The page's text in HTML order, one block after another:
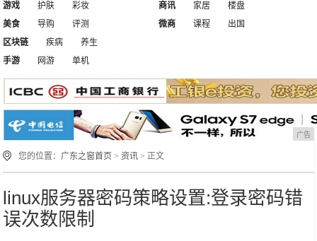
游戏
护肤
彩妆
美食
导购 评测
商讯 家居
楼盘
微商
课程
出国
区块链
疾病
养生
手游
网游 单机
广告
您的位置： 广东之窗首页 >资讯 > 正文
linux服务器密码策略设置:登录密码错
误次数限制